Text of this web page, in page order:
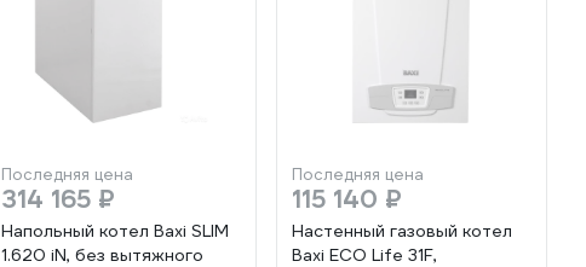
Последняя цена
314 165 ₽
Напольный котел Baxi SLIM
1.620 iN, без вытяжного
Последняя цена
115 140 ₽
Настенный газовый котел
Baxi ECO Life 31F,